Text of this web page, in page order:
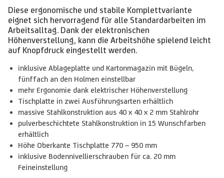
Diese ergonomische und stabile Komplettvariante
eignet sich hervorragend für alle Standardarbeiten im
Arbeitsalltag. Dank der elektronischen
Höhenverstellung, kann die Arbeitshöhe spielend leicht
auf Knopfdruck eingestellt werden.
inklusive Ablageplatte und Kartonmagazin mit Bügeln,
fünffach an den Holmen einstellbar
mehr Ergonomie dank elektrischer Höhenverstellung
Tischplatte in zwei Ausführungsarten erhältlich
massive Stahlkonstruktion aus 40 x 40 x 2 mm Stahlrohr
pulverbeschichtete Stahlkonstruktion in 15 Wunschfarben
erhältlich
Höhe Oberkante Tischplatte 770 – 950 mm
inklusive Bodennivellierschrauben für ca. 20 mm
Feineinstellung